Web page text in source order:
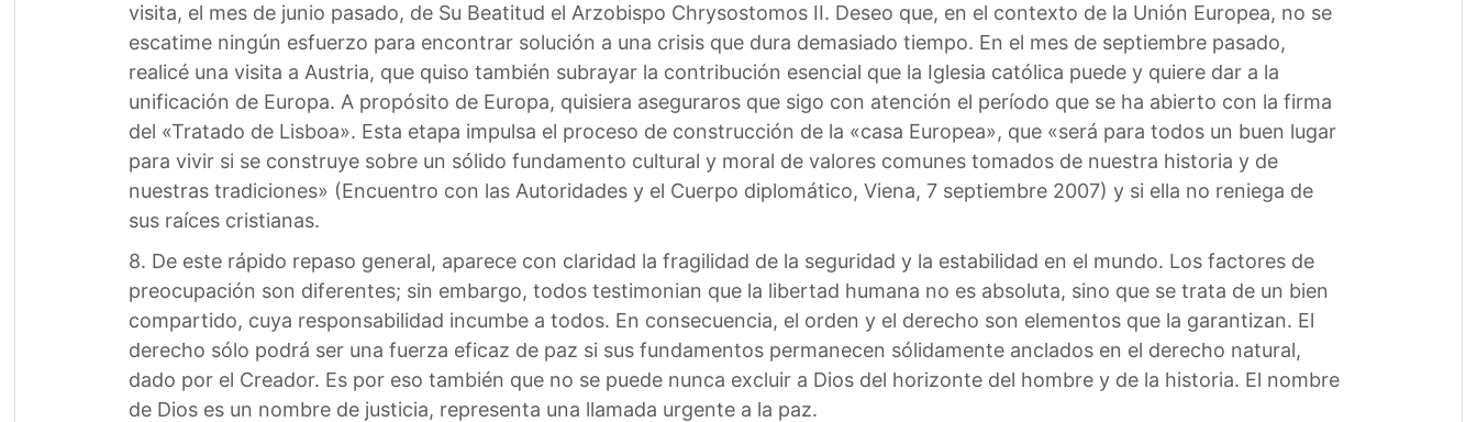
visita, el mes de junio pasado, de Su Beatitud el Arzobispo Chrysostomos II. Deseo que, en el contexto de la Unión Europea, no se
escatime ningún esfuerzo para encontrar solución a una crisis que dura demasiado tiempo. En el mes de septiembre pasado,
realicé una visita a Austria, que quiso también subrayar la contribución esencial que la Iglesia católica puede y quiere dar a la
unificación de Europa. A propósito de Europa, quisiera aseguraros que sigo con atención el período que se ha abierto con la firma
del «Tratado de Lisboa». Esta etapa impulsa el proceso de construcción de la «casa Europea», que «será para todos un buen lugar
para vivir si se construye sobre un sólido fundamento cultural y moral de valores comunes tomados de nuestra historia y de
nuestras tradiciones» (Encuentro con las Autoridades y el Cuerpo diplomático, Viena, 7 septiembre 2007) y si ella no reniega de
sus raíces cristianas.
8. De este rápido repaso general, aparece con claridad la fragilidad de la seguridad y la estabilidad en el mundo. Los factores de
preocupación son diferentes; sin embargo, todos testimonian que la libertad humana no es absoluta, sino que se trata de un bien
compartido, cuya responsabilidad incumbe a todos. En consecuencia, el orden y el derecho son elementos que la garantizan. El
derecho sólo podrá ser una fuerza eficaz de paz si sus fundamentos permanecen sólidamente anclados en el derecho natural,
dado por el Creador. Es por eso también que no se puede nunca excluir a Dios del horizonte del hombre y de la historia. El nombre
de Dios es un nombre de justicia, representa una llamada urgente a la paz.